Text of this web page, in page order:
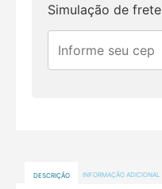
Simulação de frete
DESCRIÇÃO INFORMAÇÃO ADICIONAL